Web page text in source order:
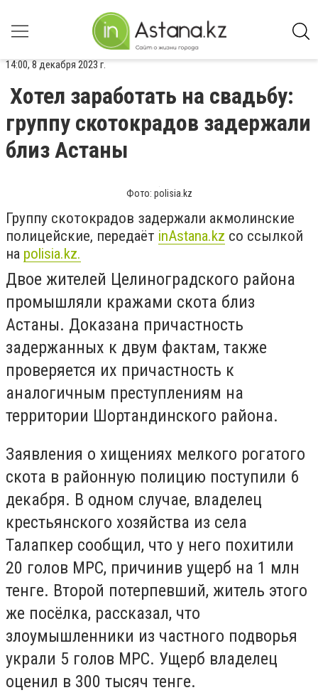
14:00, 8 декабря 2023 г.
Хотел заработать на свадьбу:
группу скотокрадов задержали
близ Астаны
Фото: polisia.kz
Группу скотокрадов задержали акмолинские
полицейские, передаёт inАstana.kz со ссылкой
на polisia.kz.
Двое жителей Целиноградского района
промышляли кражами скота близ
Астаны. Доказана причастность
задержанных к двум фактам, также
проверяется их причастность к
аналогичным преступлениям на
территории Шортандинского района.
Заявления о хищениях мелкого рогатого
скота в районную полицию поступили 6
декабря. В одном случае, владелец
крестьянского хозяйства из села
Талапкер сообщил, что у него похитили
20 голов МРС, причинив ущерб на 1 млн
тенге. Второй потерпевший, житель этого
же посёлка, рассказал, что
злоумышленники из частного подворья
украли 5 голов МРС. Ущерб владелец
оценил в 300 тысяч тенге.